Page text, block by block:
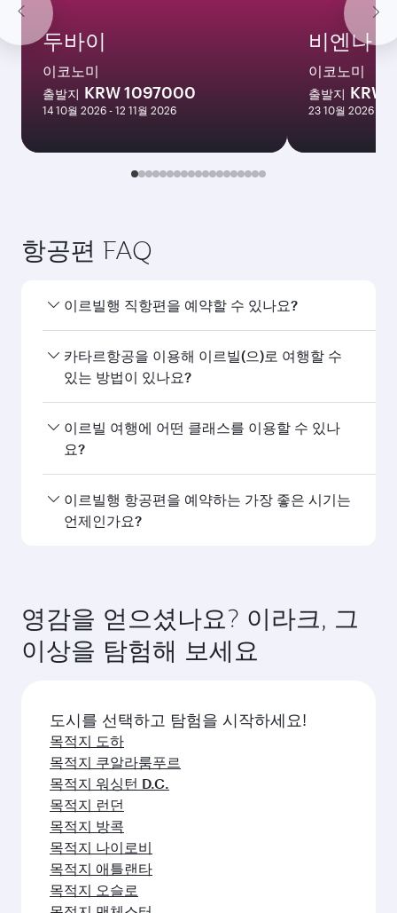
두바이
이코노미
출발지 KRW 1097000
14 10월 2026 - 12 11월 2026
비엔나
이코노미
출발지 KRW
23 10월 2026 - 12
항공편 FAQ
이르빌행 직항편을 예약할 수 있나요?
네, 카타르항공은 이르빌행 직항편을 운항하고 있습
니다. 홈페이지에서 항공편을 검색하여 운항 시간과
카타르항공을 이용해 이르빌(으)로 여행할 수
있는 방법이 있나요?
카타르항공의 이르빌행 직항편을 이용할 수 있습니
다. 카타르항공은 도하를 경유해 150개 이상의 목적
이르빌 여행에 어떤 클래스를 이용할 수 있나
요?
좌석 등급은 노선과 운항 항공사에 따라 다릅니다.
카타르항공이 운항하는 항공편에서는 비즈니스 클
이르빌행 항공편을 예약하는 가장 좋은 시기는
언제인가요?
수요, 노선 인기, 좌석 등급별 잔여 좌석 상황에 따라
달라집니다.
영감을 얻으셨나요? 이라크, 그
이상을 탐험해 보세요
도시를 선택하고 탐험을 시작하세요!
목적지 도하
목적지 쿠알라룸푸르
목적지 워싱턴 D.C.
목적지 런던
목적지 방콕
목적지 나이로비
목적지 애틀랜타
목적지 오슬로